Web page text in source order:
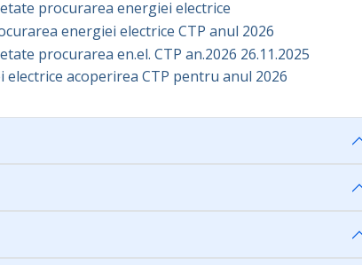
procurarea energiei electrice
energiei electrice CTP anul 2026
procurarea en.el. CTP an.2026 26.11.2025
acoperirea CTP pentru anul 2026